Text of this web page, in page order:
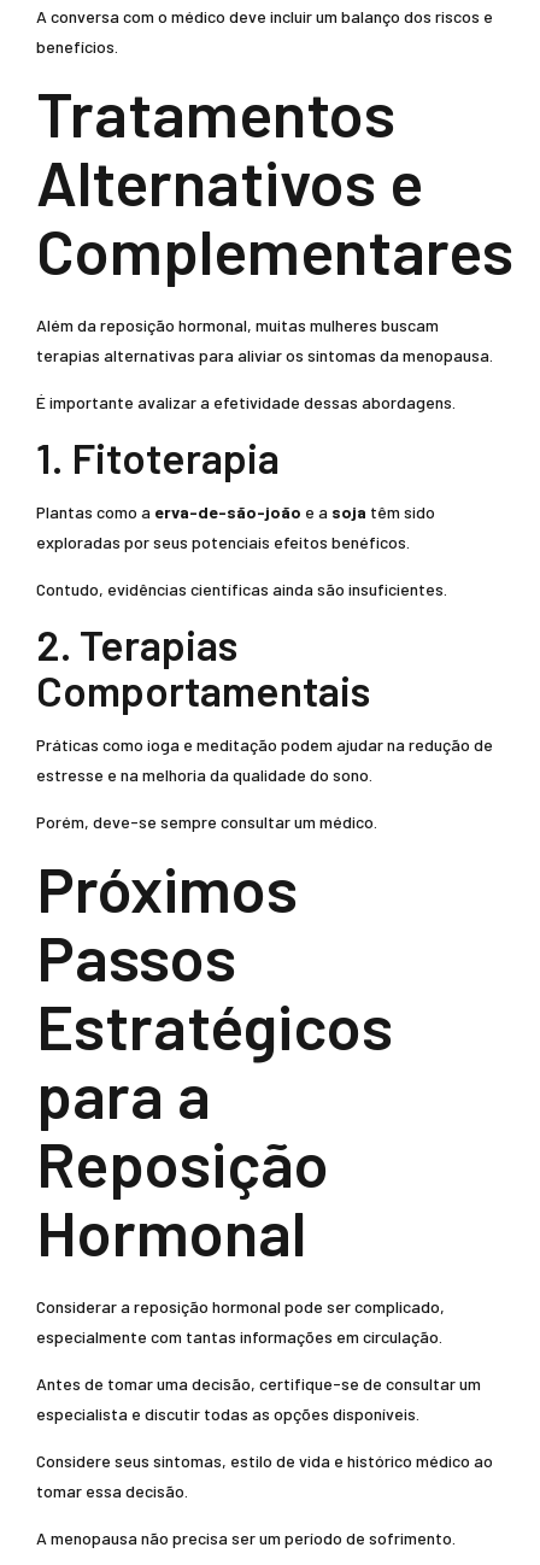
A conversa com o médico deve incluir um balanço dos riscos e
benefícios.
Tratamentos
Alternativos e
Complementares
Além da reposição hormonal, muitas mulheres buscam
terapias alternativas para aliviar os sintomas da menopausa.
É importante avalizar a efetividade dessas abordagens.
1. Fitoterapia
Plantas como a erva-de-são-joão e a soja têm sido
exploradas por seus potenciais efeitos benéficos.
Contudo, evidências científicas ainda são insuficientes.
2. Terapias
Comportamentais
Práticas como ioga e meditação podem ajudar na redução de
estresse e na melhoria da qualidade do sono.
Porém, deve-se sempre consultar um médico.
Próximos
Passos
Estratégicos
para a
Reposição
Hormonal
Considerar a reposição hormonal pode ser complicado,
especialmente com tantas informações em circulação.
Antes de tomar uma decisão, certifique-se de consultar um
especialista e discutir todas as opções disponíveis.
Considere seus sintomas, estilo de vida e histórico médico ao
tomar essa decisão.
A menopausa não precisa ser um período de sofrimento.